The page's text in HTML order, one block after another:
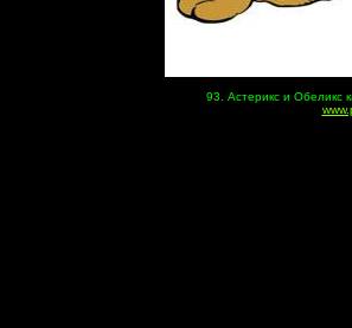
93. Астерикс и Обеликс